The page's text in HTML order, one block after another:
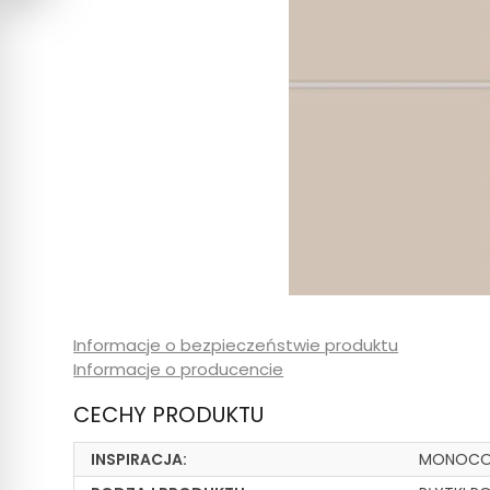
Informacje o bezpieczeństwie produktu
Informacje o producencie
CECHY PRODUKTU
INSPIRACJA: